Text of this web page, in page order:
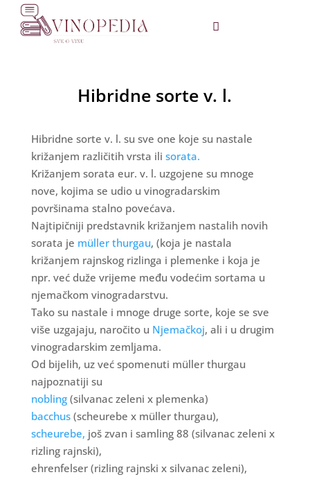
Hibridne sorte v. l.
Hibridne sorte v. l. su sve one koje su nastale
križanjem različitih vrsta ili sorata.
Križanjem sorata eur. v. l. uzgojene su mnoge
nove, kojima se udio u vinogradarskim
površinama stalno povećava.
Najtipičniji predstavnik križanjem nastalih novih
sorata je müller thurgau, (koja je nastala
križanjem rajnskog rizlinga i plemenke i koja je
npr. već duže vrijeme među vodećim sortama u
njemačkom vinogradarstvu.
Tako su nastale i mnoge druge sorte, koje se sve
više uzgajaju, naročito u Njemačkoj, ali i u drugim
vinogradarskim zemljama.
Od bijelih, uz već spomenuti müller thurgau
najpoznatiji su
nobling(silvanac zeleni x plemenka)
bacchus(scheurebe x müller thurgau),
scheurebe, još zvan i samling 88 (silvanac zeleni x
rizling rajnski),
ehrenfelser (rizling rajnski x silvanac zeleni),